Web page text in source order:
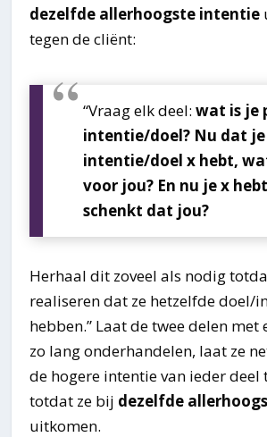
dezelfde allerhoogste intentie
tegen de cliënt:
“Vraag elk deel:wat is je
intentie/doel? Nu dat je
intentie/doel x hebt,
voor jou? En nu je x
schenkt dat jou?
Herhaal dit zoveel als nodig
realiseren dat ze hetzelfde doel/
hebben.” Laat de twee delen
zo lang onderhandelen, laat ze
de hogere intentie van ieder deel
totdat ze bij dezelfde
uitkomen.